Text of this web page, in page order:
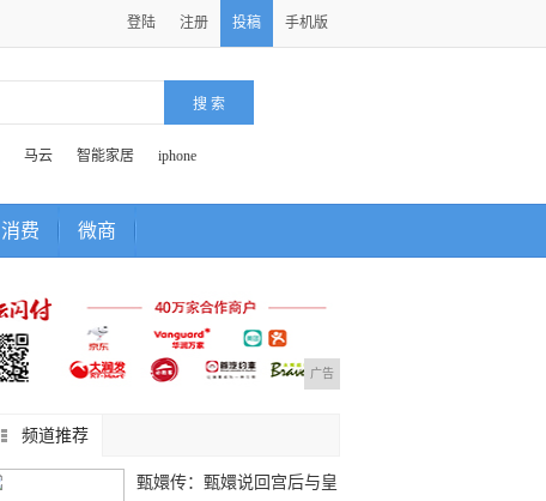
登陆 注册 投稿 手机版
马云 智能家居 iphone
消费 微商
广告
频道推荐
甄嬛传：甄嬛说回宫后与皇